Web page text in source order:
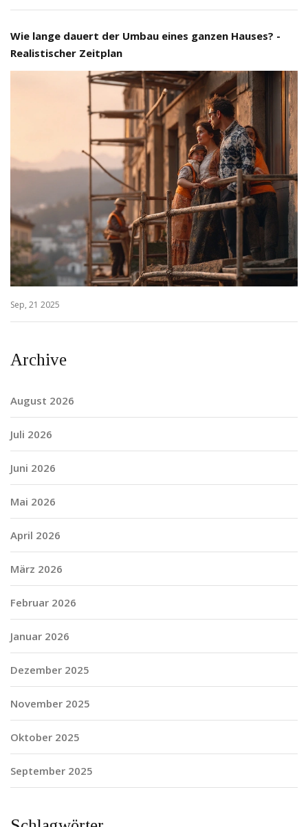
Wie lange dauert der Umbau eines ganzen Hauses? -
Realistischer Zeitplan
Sep, 21 2025
Archive
August 2026
Juli 2026
Juni 2026
Mai 2026
April 2026
März 2026
Februar 2026
Januar 2026
Dezember 2025
November 2025
Oktober 2025
September 2025